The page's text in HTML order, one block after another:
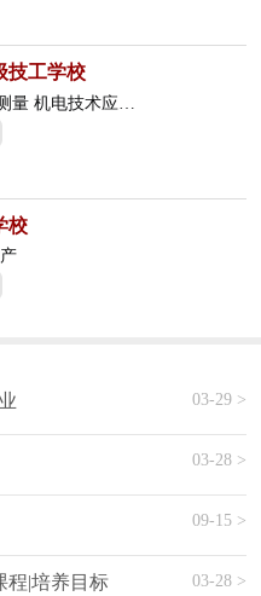
技工学校
术应用 数控技术应用
校
03-29 >
03-28 >
09-15 >
程|培养目标 03-28 >